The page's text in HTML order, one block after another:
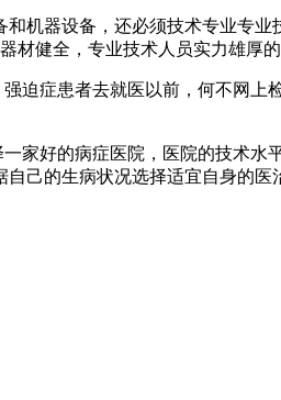
机器设备，还必须技术专业专
材健全，专业技术人员实力雄厚的
迫症患者去就医以前，何不网上
家好的病症医院，医院的技术水
己的生病状况选择适宜自身的医